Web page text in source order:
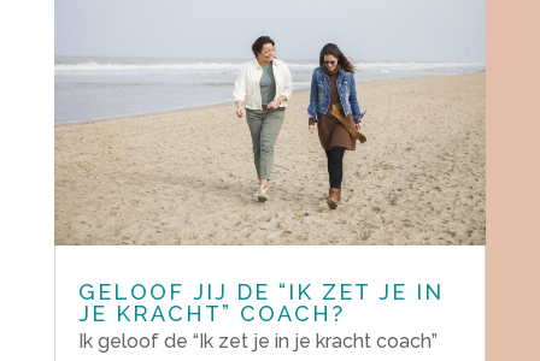
GELOOF JIJ DE “IK ZET JE IN
JE KRACHT” COACH?
Ik geloof de “Ik zet je in je kracht coach”